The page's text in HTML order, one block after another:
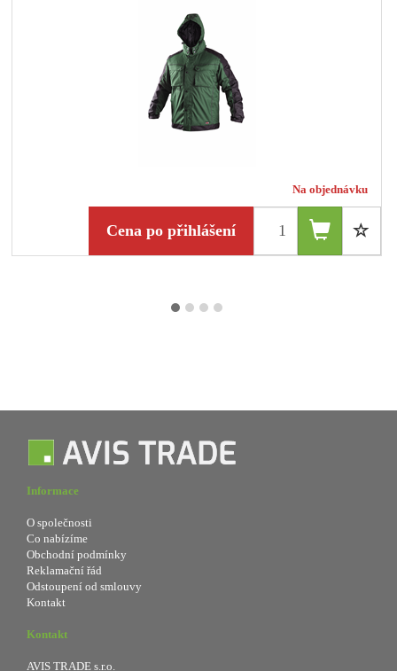
Na objednávku
Cena po přihlášení
Informace
O společnosti
Co nabízíme
Obchodní podmínky
Reklamační řád
Odstoupení od smlouvy
Kontakt
Kontakt
AVIS TRADE s.r.o.